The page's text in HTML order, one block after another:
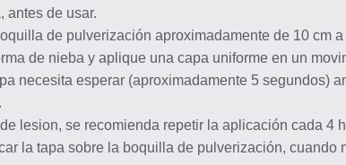
antes de usar.
de pulverización aproximadamente de 10 cm
de nieba y aplique una capa uniforme en un
necesita esperar (aproximadamente 5 segundos)
lesion, se recomienda repetir la aplicación cada 4
la tapa sobre la boquilla de pulverización, cuando